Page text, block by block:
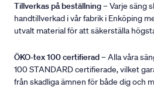
Tillverkas på beställning– Varje säng
handtillverkad i vår fabrik i Enköping
utvalt material för att säkerställa
ÖKO-tex 100 certifierad– Alla våra
100 STANDARD certifierade, vilket
från skadliga ämnen för både dig och